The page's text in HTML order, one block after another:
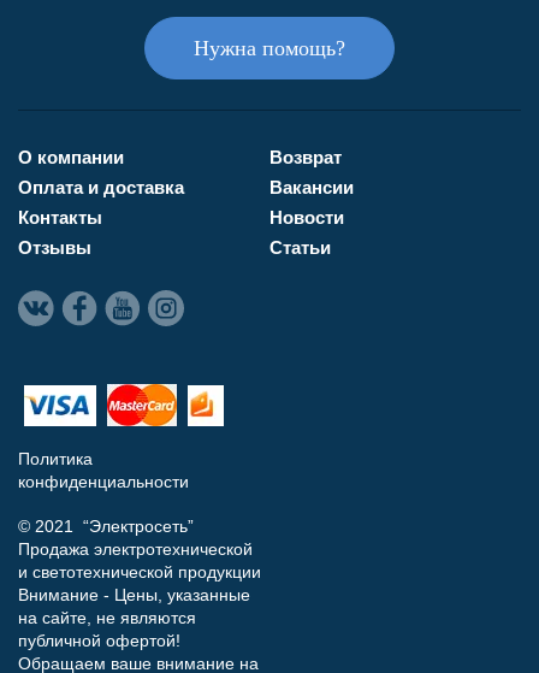
Нужна помощь?
О компании
Оплата и доставка
Контакты
Отзывы
Возврат
Вакансии
Новости
Статьи
Политика
конфиденциальности
© 2021 “Электросеть”
Продажа электротехнической
и светотехнической продукции
Внимание - Цены, указанные
на сайте, не являются
публичной офертой!
Обращаем ваше внимание на